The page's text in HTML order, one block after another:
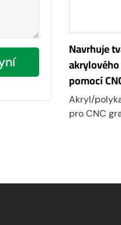
Navrhuje
pomocí
Akryl/
pro CNC
vektorové